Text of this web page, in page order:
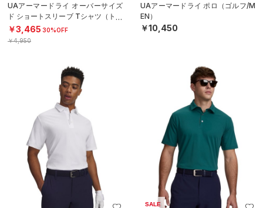
UAアーマードライ オーバーサイズ
ド ショートスリーブ Tシャツ（トレ
ーニング/WOMEN）
￥3,465 30%OFF
￥4,950
UAアーマードライ ポロ（ゴルフ/M
EN）
￥10,450
SALE